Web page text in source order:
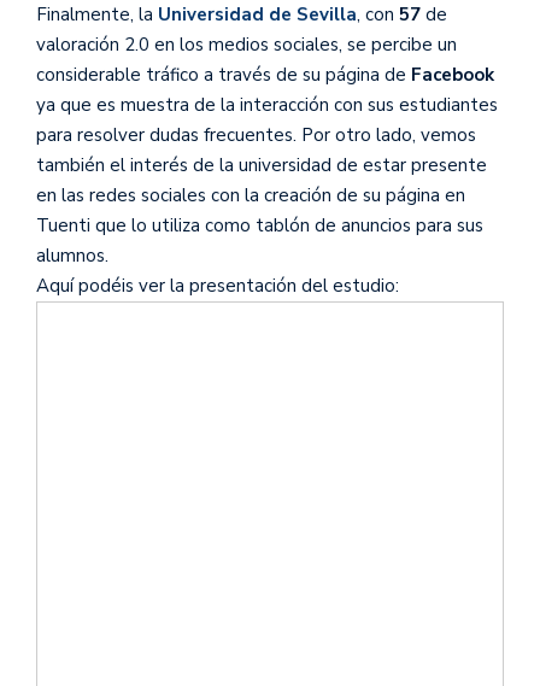
Finalmente, la Universidad de Sevilla, con 57 de
valoración 2.0 en los medios sociales, se percibe un
considerable tráfico a través de su página de Facebook
ya que es muestra de la interacción con sus estudiantes
para resolver dudas frecuentes. Por otro lado, vemos
también el interés de la universidad de estar presente
en las redes sociales con la creación de su página en
Tuenti que lo utiliza como tablón de anuncios para sus
alumnos.
Aquí podéis ver la presentación del estudio: